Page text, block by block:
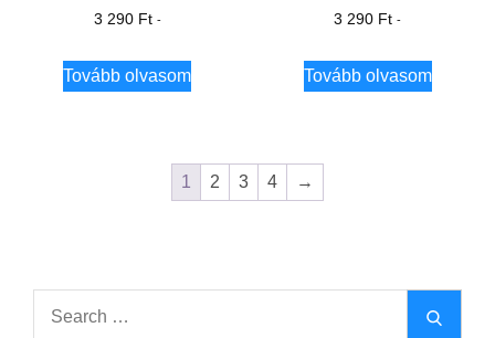
3 290 Ft -
Tovább olvasom
3 290 Ft -
Tovább olvasom
1 2 3 4 →